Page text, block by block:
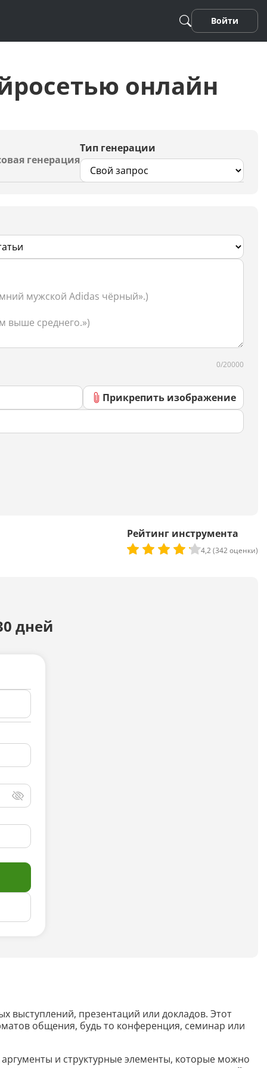
Песня
Генератор html-кода
Сравнить два текста
Досудебная претензия
Распознать рукописный текст
Войти
онлайн
генерация
Тип генерации
0/20000
Прикрепить изображение
Рейтинг инструмента
4,2 (342 оценки)
дней
выступлений, презентаций или докладов. Этот
общения, будь то конференция, семинар или
и структурные элементы, которые можно